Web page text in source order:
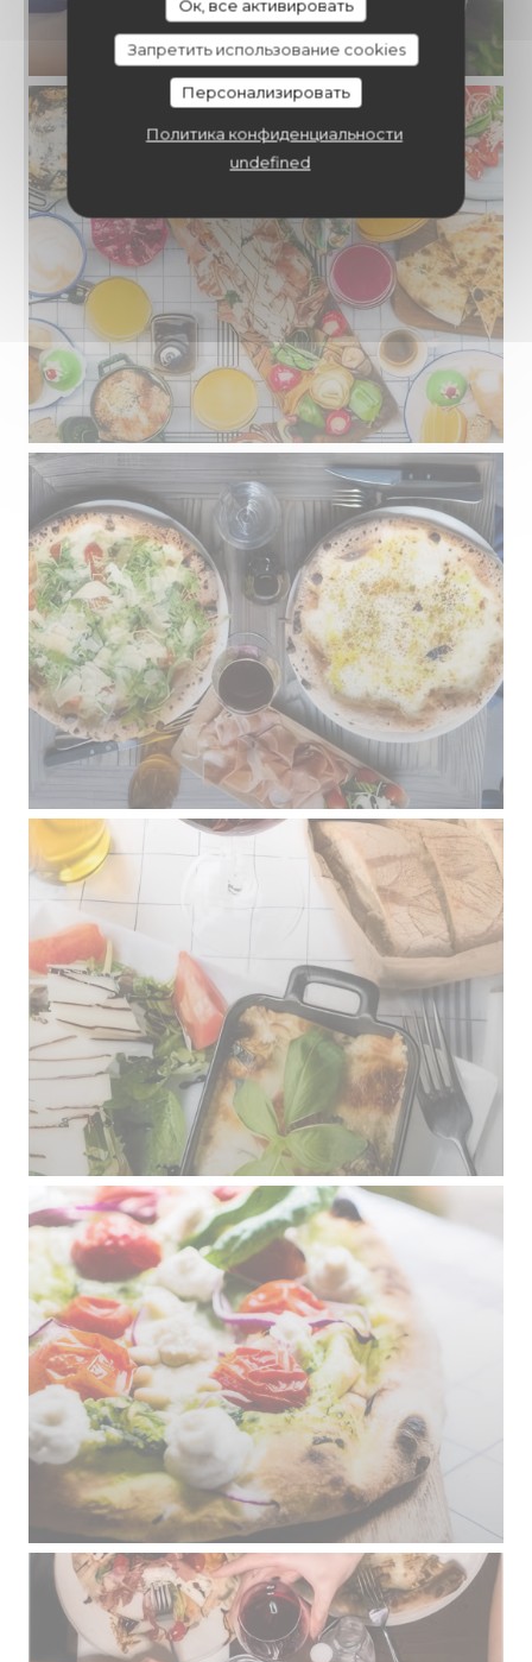
Ок, все активировать
Запретить использование cookies
Персонализировать
Политика конфиденциальности
undefined